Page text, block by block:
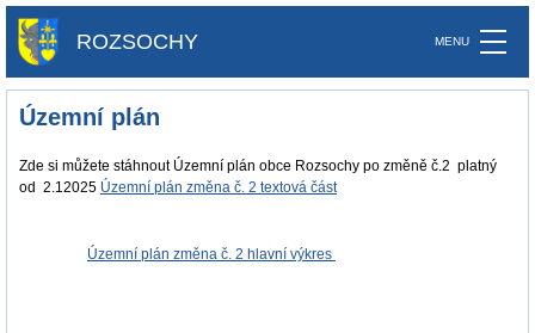
ROZSOCHY
Územní plán
Zde si můžete stáhnout Územní plán obce Rozsochy po změně č.2 platný
od 2.12025 Územní plán změna č. 2 textová část
Územní plán změna č. 2 hlavní výkres